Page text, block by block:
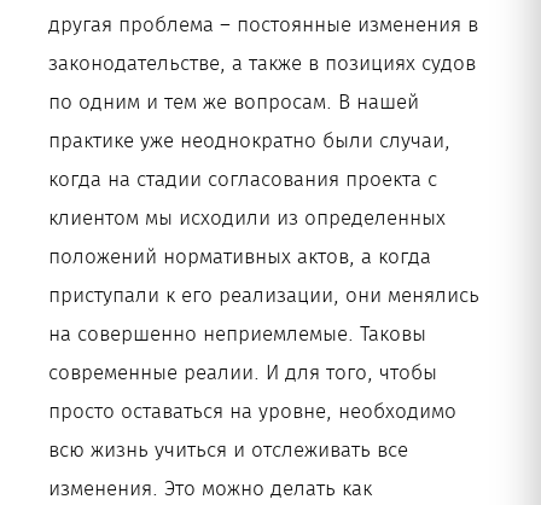
другая проблема – постоянные изменения в
законодательстве, а также в позициях судов
по одним и тем же вопросам. В нашей
практике уже неоднократно были случаи,
когда на стадии согласования проекта с
клиентом мы исходили из определенных
положений нормативных актов, а когда
приступали к его реализации, они менялись
на совершенно неприемлемые. Таковы
современные реалии. И для того, чтобы
просто оставаться на уровне, необходимо
всю жизнь учиться и отслеживать все
изменения. Это можно делать как